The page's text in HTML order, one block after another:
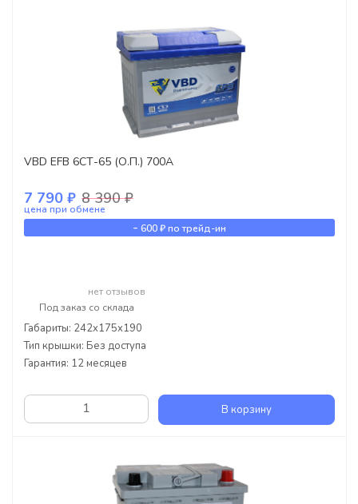
VBD EFB 6СТ-65 (О.П.) 700А
7 790 ₽ 8 390 ₽
цена при обмене
- 600 ₽по трейд-ин
нет отзывов
Под заказ со склада
Габариты: 242x175x190
Тип крышки: Без доступа
Гарантия: 12 месяцев
В корзину